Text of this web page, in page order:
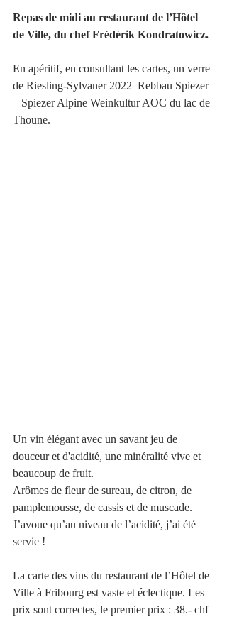
Repas de midi au restaurant de l’Hôtel
de Ville, du chef Frédérik Kondratowicz.
En apéritif, en consultant les cartes, un verre
de Riesling-Sylvaner 2022  Rebbau Spiezer
– Spiezer Alpine Weinkultur AOC du lac de
Thoune.
Un vin élégant avec un savant jeu de
douceur et d'acidité, une minéralité vive et
beaucoup de fruit.
Arômes de fleur de sureau, de citron, de
pamplemousse, de cassis et de muscade.
J’avoue qu’au niveau de l’acidité, j’ai été
servie !
La carte des vins du restaurant de l’Hôtel de
Ville à Fribourg est vaste et éclectique. Les
prix sont correctes, le premier prix : 38.- chf